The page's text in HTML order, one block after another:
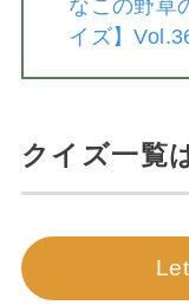
なこの野草
イズ】
クイズ一覧